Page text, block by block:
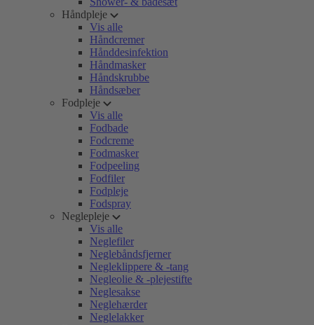
Håndpleje
Vis alle
Håndcremer
Hånddesinfektion
Håndmasker
Håndskrubbe
Håndsæber
Fodpleje
Vis alle
Fodbade
Fodcreme
Fodmasker
Fodpeeling
Fodfiler
Fodpleje
Fodspray
Neglepleje
Vis alle
Neglefiler
Neglebåndsfjerner
Negleklippere & -tang
Negleolie & -plejestifte
Neglesakse
Neglehærder
Neglelakker